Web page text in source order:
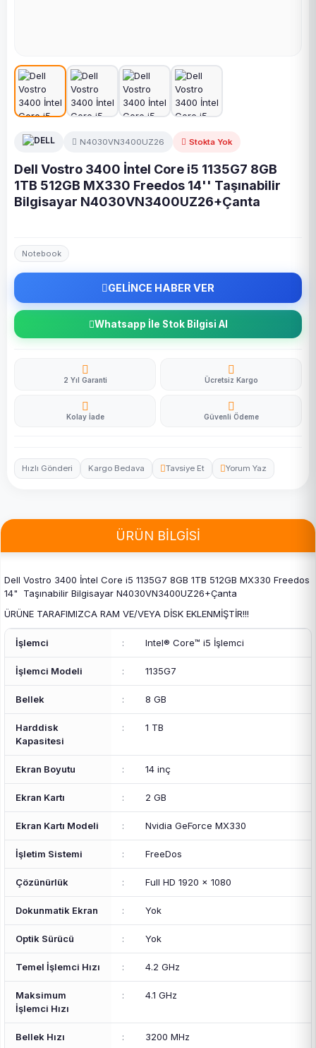
N4030VN3400UZ26 Stokta Yok
Dell Vostro 3400 İntel Core i5 1135G7 8GB
1TB 512GB MX330 Freedos 14'' Taşınabilir
Bilgisayar N4030VN3400UZ26+Çanta
Notebook
GELİNCE HABER VER
Whatsapp İle Stok Bilgisi Al
2 Yıl Garanti Ücretsiz Kargo
Kolay İade Güvenli Ödeme
Hızlı Gönderi Kargo Bedava Tavsiye Et Yorum Yaz
ÜRÜN BİLGİSİ
Dell Vostro 3400 İntel Core i5 1135G7 8GB 1TB 512GB MX330 Freedos
14" Taşınabilir Bilgisayar N4030VN3400UZ26+Çanta
ÜRÜNE TARAFIMIZCA RAM VE/VEYA DİSK EKLENMİŞTİR!!!
İşlemci : Intel® Core™ i5 İşlemci
İşlemci Modeli : 1135G7
Bellek : 8 GB
Harddisk
Kapasitesi
: 1 TB
Ekran Boyutu : 14 inç
Ekran Kartı : 2 GB
Ekran Kartı Modeli : Nvidia GeForce MX330
İşletim Sistemi : FreeDos
Çözünürlük : Full HD 1920 x 1080
Dokunmatik Ekran : Yok
Optik Sürücü : Yok
Temel İşlemci Hızı : 4.2 GHz
Maksimum
İşlemci Hızı
: 4.1 GHz
Bellek Hızı : 3200 MHz